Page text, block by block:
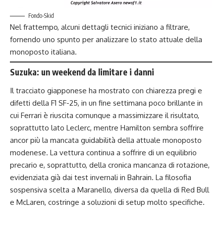
Fondo-Skid
Nel frattempo, alcuni dettagli tecnici iniziano a filtrare,
fornendo uno spunto per analizzare lo stato attuale della
monoposto italiana.
Suzuka: un weekend da limitare i danni
Il tracciato giapponese ha mostrato con chiarezza pregi e
difetti della F1 SF-25, in un fine settimana poco brillante in
cui Ferrari è riuscita comunque a massimizzare il risultato,
soprattutto lato Leclerc, mentre Hamilton sembra soffrire
ancor più la mancata guidabilità della attuale monoposto
modenese. La vettura continua a soffrire di un equilibrio
precario e, soprattutto, della cronica mancanza di rotazione,
evidenziata già dai test invernali in Bahrain. La filosofia
sospensiva scelta a Maranello, diversa da quella di Red Bull
e McLaren, costringe a soluzioni di setup molto specifiche.